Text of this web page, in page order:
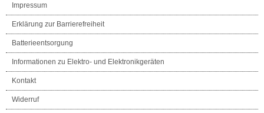
Impressum
Erklärung zur Barrierefreiheit
Batterieentsorgung
Informationen zu Elektro- und Elektronikgeräten
Kontakt
Widerruf